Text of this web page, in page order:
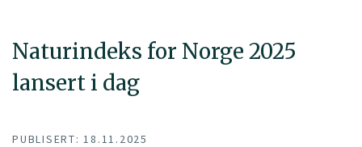
Naturindeks for Norge 2025
lansert i dag
PUBLISERT: 18.11.2025